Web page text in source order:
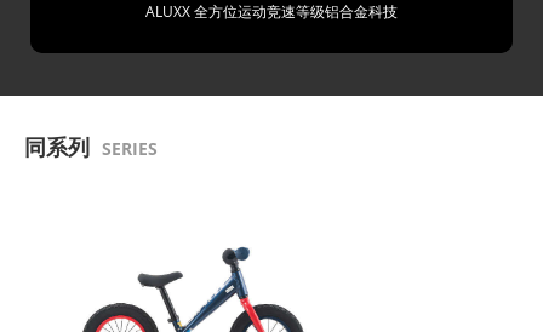
ALUXX 全方位运动竞速等级铝合金科技
同系列 SERIES